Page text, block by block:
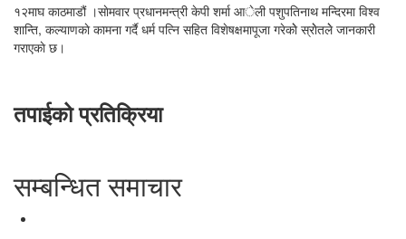
१२माघ काठमाडौं ।साेमवार प्रधानमन्त्री केपी शर्मा आेली पशुपतिनाथ मन्दिरमा विश्व
शान्ति, कल्याणकाे कामना गर्दै धर्म पत्नि सहित विशेषक्षमापूजा गरेकाेे स्राेेतलेे जानकारी
गराएकाे छ।
तपाईको प्रतिक्रिया
सम्बन्धित समाचार